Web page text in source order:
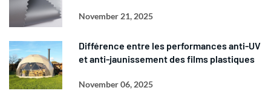
November 21, 2025
Différence entre les performances anti-UV
et anti-jaunissement des films plastiques
November 06, 2025